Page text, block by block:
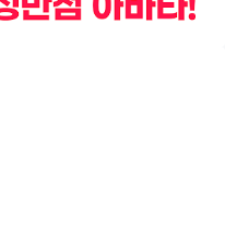
푸짐한 혜택이 가득!